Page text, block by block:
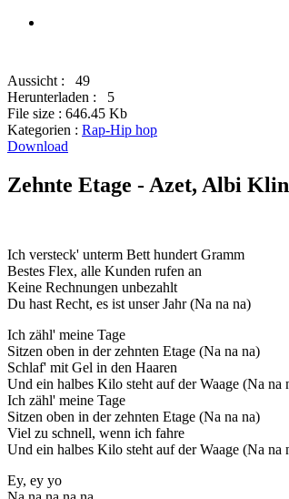
Aussicht :
49
Herunterladen :
5
File size : 646.45 Kb
Kategorien : Rap-Hip hop
Download
Zehnte Etage - Azet, Albi
Ich versteck' unterm Bett hundert Gramm
Bestes Flex, alle Kunden rufen an
Keine Rechnungen unbezahlt
Du hast Recht, es ist unser Jahr (Na na na)
Ich zähl' meine Tage
Sitzen oben in der zehnten Etage (Na na na)
Schlaf' mit Gel in den Haaren
Und ein halbes Kilo steht auf der Waage (Na na
Ich zähl' meine Tage
Sitzen oben in der zehnten Etage (Na na na)
Viel zu schnell, wenn ich fahre
Und ein halbes Kilo steht auf der Waage (Na na
Ey, ey yo